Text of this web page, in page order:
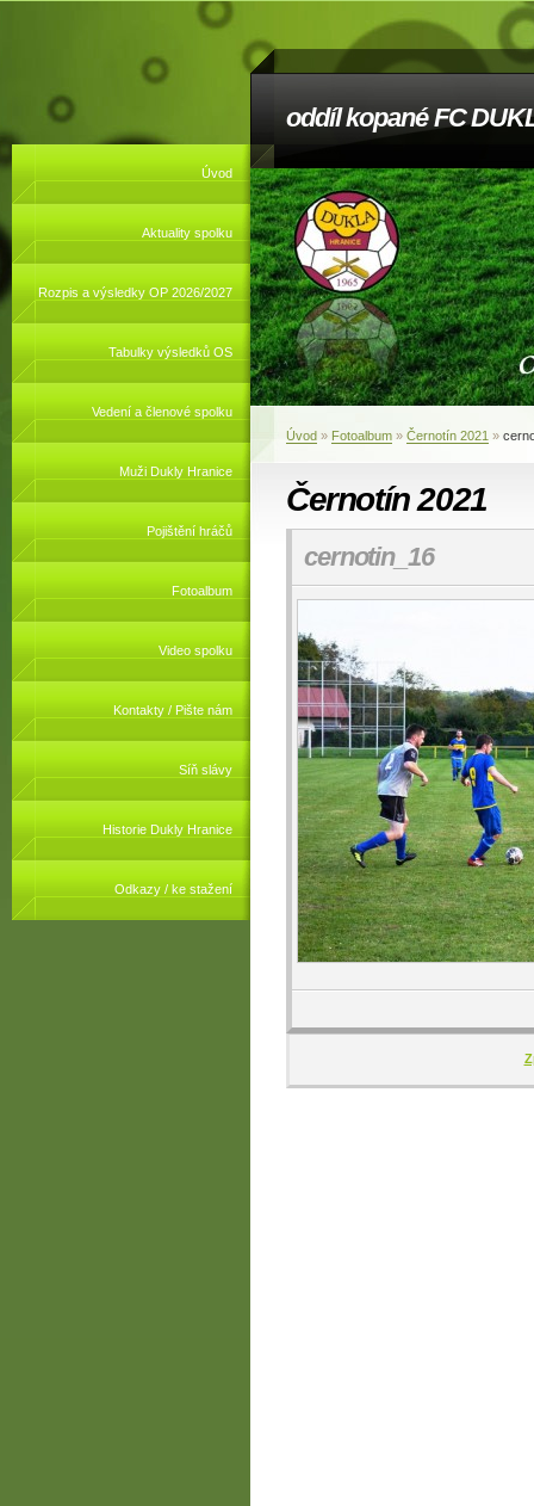
oddíl kopané FC
Úvod
Aktuality spolku
Rozpis a výsledky OP 2026/2027
Tabulky výsledků OS
Vedení a členové spolku
Muži Dukly Hranice
Pojištění hráčů
Fotoalbum
Video spolku
Kontakty / Pište nám
Síň slávy
Historie Dukly Hranice
Odkazy / ke stažení
Úvod » Fotoalbum » Černotín 2021 »
Černotín 2021
cernotin_16